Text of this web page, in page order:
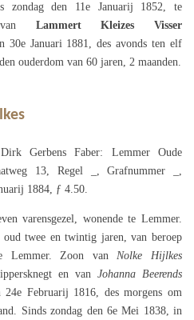
zondag den 11e Januarij 1852, te
van Lammert Kleizes Visser
30e Januari 1881, des avonds ten elf
ouderdom van 60 jaren, 2 maanden.
Gerbens Faber: Lemmer Oude
13, Regel _, Grafnummer _,
1884, ƒ 4.50.
varensgezel, wonende te Lemmer.
oud twee en twintig jaren, van beroep
Lemmer. Zoon vanNolke Hijlkes
en van Johanna Beerends
24e Februarij 1816, des morgens om
Sinds zondag den 6e Mei 1838, in